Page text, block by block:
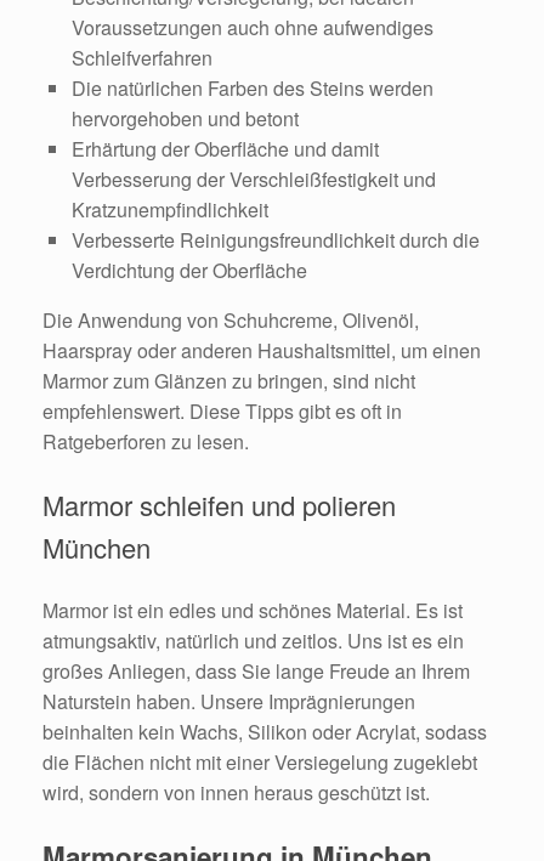
Voraussetzungen auch ohne aufwendiges
Schleifverfahren
Die natürlichen Farben des Steins werden
hervorgehoben und betont
Erhärtung der Oberfläche und damit
Verbesserung der Verschleißfestigkeit und
Kratzunempfindlichkeit
Verbesserte Reinigungsfreundlichkeit durch die
Verdichtung der Oberfläche
Die Anwendung von Schuhcreme, Olivenöl,
Haarspray oder anderen Haushaltsmittel, um einen
Marmor zum Glänzen zu bringen, sind nicht
empfehlenswert. Diese Tipps gibt es oft in
Ratgeberforen zu lesen.
Marmor schleifen und polieren
München
Marmor ist ein edles und schönes Material. Es ist
atmungsaktiv, natürlich und zeitlos. Uns ist es ein
großes Anliegen, dass Sie lange Freude an Ihrem
Naturstein haben. Unsere Imprägnierungen
beinhalten kein Wachs, Silikon oder Acrylat, sodass
die Flächen nicht mit einer Versiegelung zugeklebt
wird, sondern von innen heraus geschützt ist.